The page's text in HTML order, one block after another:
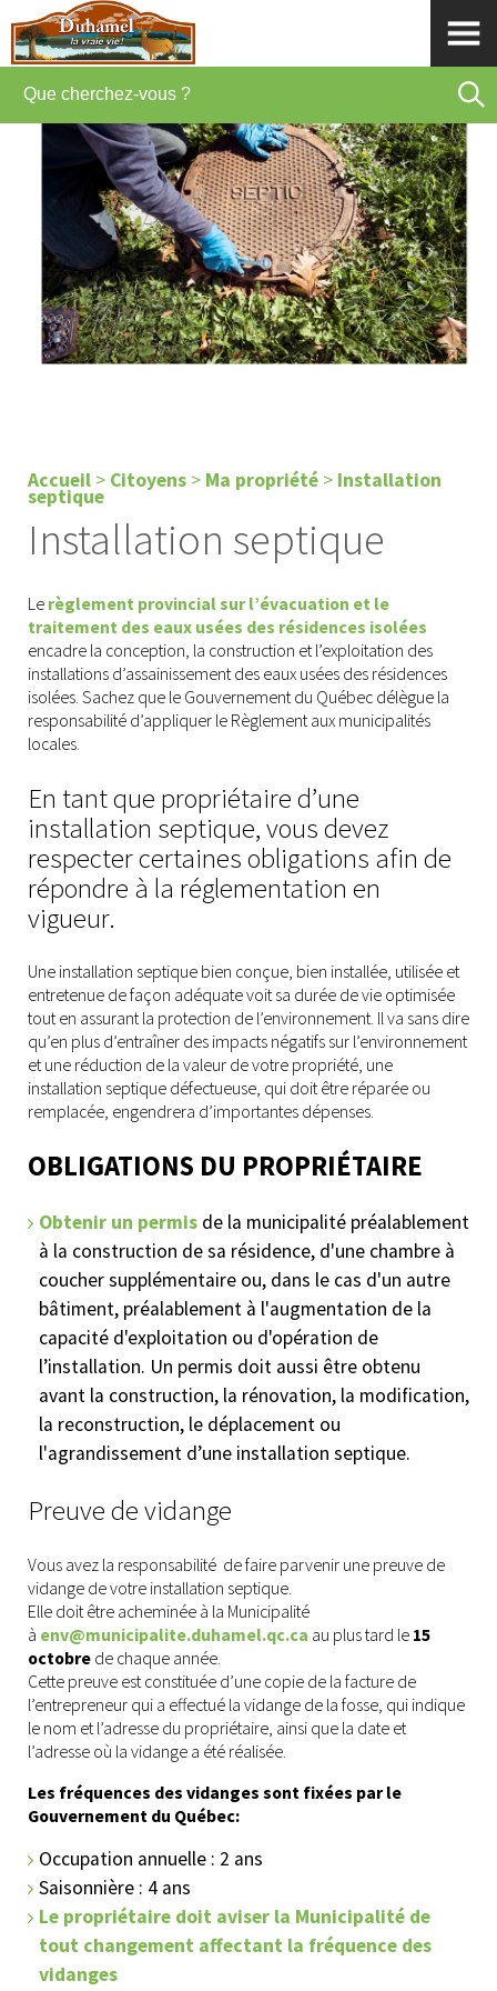
Accueil > Citoyens > Ma propriété > Installation
septique
Installation septique
Le règlement provincial sur l’évacuation et le
traitement des eaux usées des résidences isolées
encadre la conception, la construction et l’exploitation des
installations d’assainissement des eaux usées des résidences
isolées. Sachez que le Gouvernement du Québec délègue la
responsabilité d’appliquer le Règlement aux municipalités
locales.
En tant que propriétaire d’une
installation septique, vous devez
respecter certaines obligations afin de
répondre à la réglementation en
vigueur.
Une installation septique bien conçue, bien installée, utilisée et
entretenue de façon adéquate voit sa durée de vie optimisée
tout en assurant la protection de l’environnement. Il va sans dire
qu’en plus d’entraîner des impacts négatifs sur l’environnement
et une réduction de la valeur de votre propriété, une
installation septique défectueuse, qui doit être réparée ou
remplacée, engendrera d’importantes dépenses.
OBLIGATIONS DU PROPRIÉTAIRE
Obtenir un permis de la municipalité préalablement
à la construction de sa résidence, d'une chambre à
coucher supplémentaire ou, dans le cas d'un autre
bâtiment, préalablement à l'augmentation de la
capacité d'exploitation ou d'opération de
l’installation. Un permis doit aussi être obtenu
avant la construction, la rénovation, la modification,
la reconstruction, le déplacement ou
l'agrandissement d’une installation septique.
Preuve de vidange
Vous avez la responsabilité de faire parvenir une preuve de
vidange de votre installation septique.
Elle doit être acheminée à la Municipalité
à env@municipalite.duhamel.qc.ca au plus tard le 15
octobre de chaque année.
Cette preuve est constituée d’une copie de la facture de
l’entrepreneur qui a effectué la vidange de la fosse, qui indique
le nom et l’adresse du propriétaire, ainsi que la date et
l’adresse où la vidange a été réalisée.
Les fréquences des vidanges sont fixées par le
Gouvernement du Québec:
Occupation annuelle : 2 ans
Saisonnière : 4 ans
Le propriétaire doit aviser la Municipalité de
tout changement affectant la fréquence des
vidanges